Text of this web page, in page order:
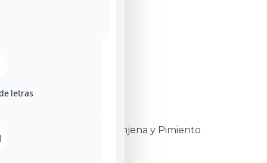
Caja Mixta de Berenjena y Pimiento
letras